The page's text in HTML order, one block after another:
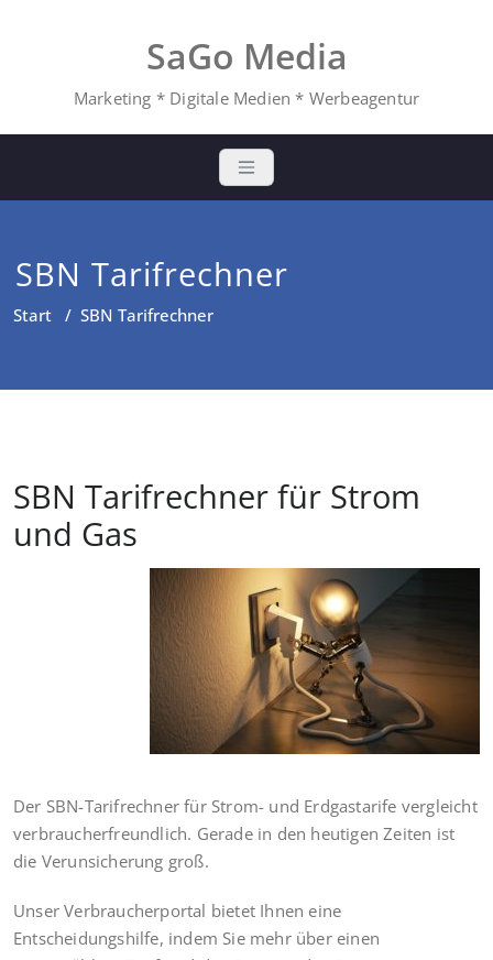
SaGo Media
Marketing * Digitale Medien * Werbeagentur
SBN Tarifrechner
Start / SBN Tarifrechner
SBN Tarifrechner für Strom
und Gas
Der SBN-Tarifrechner für Strom- und Erdgastarife vergleicht
verbraucherfreundlich. Gerade in den heutigen Zeiten ist
die Verunsicherung groß.
Unser Verbraucherportal bietet Ihnen eine
Entscheidungshilfe, indem Sie mehr über einen